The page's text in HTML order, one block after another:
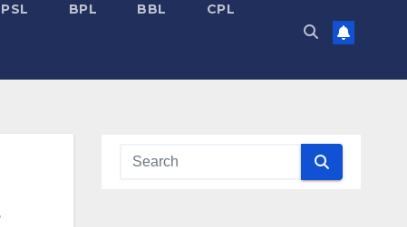
PSL BPL BBL CPL